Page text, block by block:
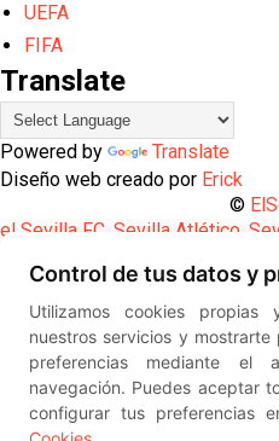
UEFA
FIFA
Translate
Powered by
Translate
Diseño web creado por Erick
©
el Sevilla FC, Sevilla Atlético,
Control de tus datos y
Utilizamos cookies
nuestros servicios y
preferencias mediante
navegación. Puedes aceptar
configurar tus preferencias